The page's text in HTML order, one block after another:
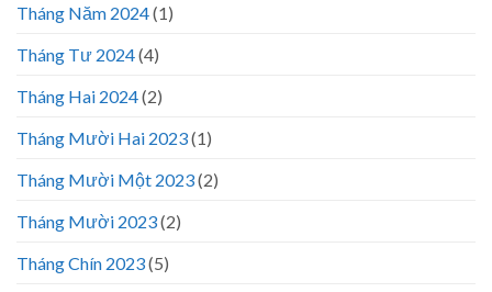
Tháng Năm 2024(1)
Tháng Tư 2024(4)
Tháng Hai 2024(2)
Tháng Mười Hai 2023(1)
Tháng Mười Một 2023(2)
Tháng Mười 2023(2)
Tháng Chín 2023(5)